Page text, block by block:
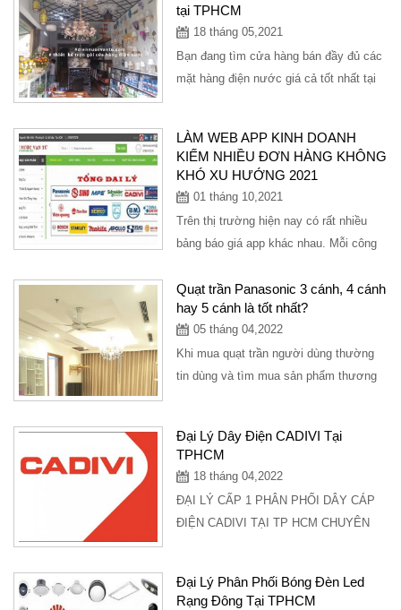
tại TPHCM
18 tháng 05,2021
Bạn đang tìm cửa hàng bán đầy đủ các
mặt hàng điện nước giá cả tốt nhất tại
LÀM WEB APP KINH DOANH
KIẾM NHIỀU ĐƠN HÀNG KHÔNG
KHÓ XU HƯỚNG 2021
01 tháng 10,2021
Trên thị trường hiện nay có rất nhiều
bảng báo giá app khác nhau. Mỗi công
khác...
Quạt trần Panasonic 3 cánh, 4 cánh
hay 5 cánh là tốt nhất?
05 tháng 04,2022
Khi mua quạt trần người dùng thường
tin dùng và tìm mua sản phẩm thương
Đại Lý Dây Điện CADIVI Tại
TPHCM
18 tháng 04,2022
ĐẠI LÝ CẤP 1 PHÂN PHỐI DÂY CÁP
ĐIỆN CADIVI TẠI TP HCM CHUYÊN
Đại Lý Phân Phối Bóng Đèn Led
Rạng Đông Tại TPHCM